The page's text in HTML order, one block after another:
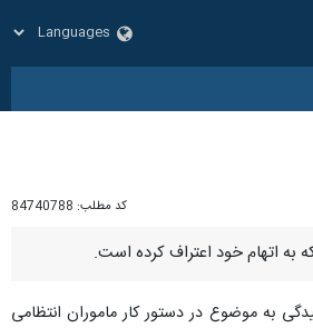
کد مطلب: 84740788
به موضوع در دستور کار ماموران انتظامی